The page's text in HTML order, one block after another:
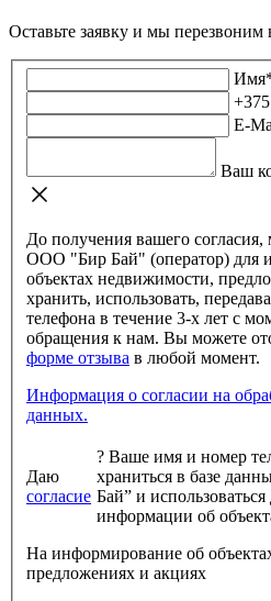
Оставьте заявку и мы перезвоним
Имя
E-
До получения вашего
ООО "Бир Бай" (оператор) для
объектах недвижимости,
хранить, использовать,
телефона в течение 3-х лет с
обращения к нам. Вы
форме отзыва
в любой момент.
Информация о согласии на обработку персональных
данных.
Даю
согласие
? Ваше имя и номер
храниться в базе данных клиентов ООО “Бир
Бай” и
На информирование об
предложениях и акциях